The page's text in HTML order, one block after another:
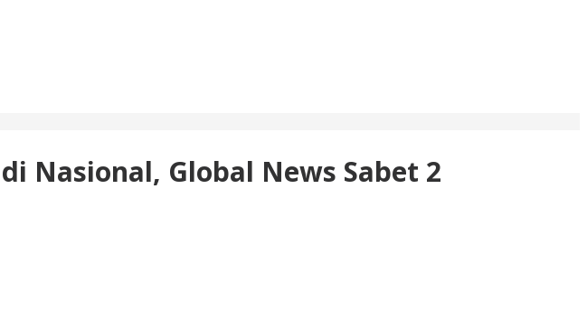
Nasional, Global News Sabet 2